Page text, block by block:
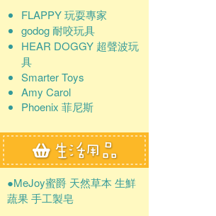
FLAPPY 玩耍專家
godog 耐咬玩具
HEAR DOGGY 超聲波玩
具
Smarter Toys
Amy Carol
Phoenix 菲尼斯
●MeJoy蜜爵 天然草本 生鮮
蔬果 手工製皂